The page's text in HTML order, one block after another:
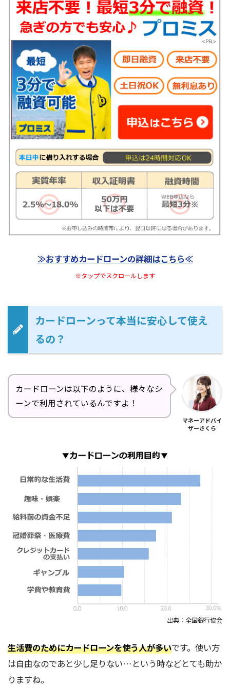
≫おすすめカードローンの詳細はこちら≪
※タップでスクロールします
カードローンって本当に安心して使え
るの？
カードローンは以下のように、様々なシ
ーンで利用されているんですよ！
マネーアドバイ
ザーさくら
出典：全国銀行協会
生活費のためにカードローンを使う人が多いです。使い方
は自由なのであと少し足りない…という時などとても助か
りますね。